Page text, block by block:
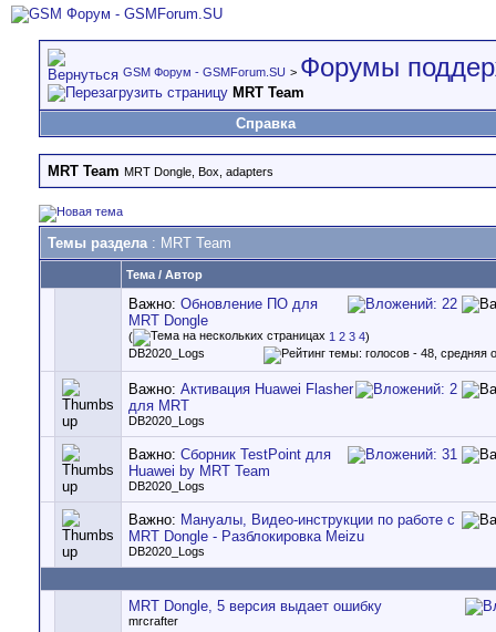
GSM Форум - GSMForum.SU > Форумы
MRT Team
Справка
MRT Team MRT Dongle, Box, adapters
Темы раздела: MRT Team
Тема / Автор
Важно: Обновление ПО для
MRT Dongle
( 1 2 3 4)
DB2020_Logs
Важно: Активация Huawei Flasher
для MRT
DB2020_Logs
Важно: Сборник TestPoint для
Huawei by MRT Team
DB2020_Logs
Важно: Мануалы, Видео-инструкции по работе с
MRT Dongle - Разблокировка Meizu
DB2020_Logs
MRT Dongle, 5 версия выдает ошибку
mrcrafter